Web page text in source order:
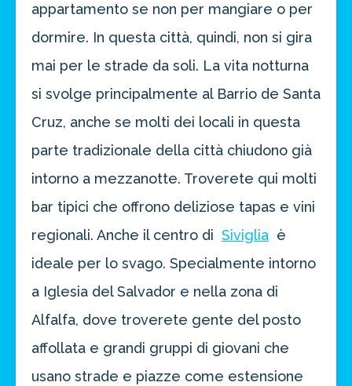
appartamento se non per mangiare o per
dormire. In questa città, quindi, non si gira
mai per le strade da soli. La vita notturna
si svolge principalmente al Barrio de Santa
Cruz, anche se molti dei locali in questa
parte tradizionale della città chiudono già
intorno a mezzanotte. Troverete qui molti
bar tipici che offrono deliziose tapas e vini
regionali. Anche il centro di Siviglia è
ideale per lo svago. Specialmente intorno
a Iglesia del Salvador e nella zona di
Alfalfa, dove troverete gente del posto
affollata e grandi gruppi di giovani che
usano strade e piazze come estensione